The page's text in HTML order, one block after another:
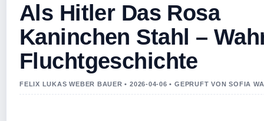
Als Hitler Das Rosa
Kaninchen Stahl –
Fluchtgeschichte
FELIX LUKAS WEBER BAUER • 2026-04-06 • GEPRUFT VON SOFIA